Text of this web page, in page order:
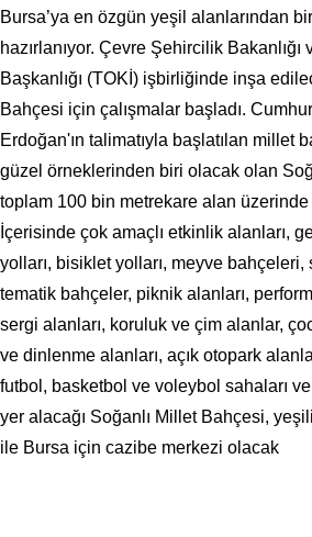
Bursa’ya en özgün yeşil alanlarından
hazırlanıyor. Çevre Şehircilik
Başkanlığı (TOKİ) işbirliğinde inşa
Bahçesi için çalışmalar başladı.
Erdoğan'ın talimatıyla başlatılan millet
güzel örneklerinden biri olacak olan
toplam 100 bin metrekare alan
İçerisinde çok amaçlı etkinlik alanları,
yolları, bisiklet yolları, meyve
tematik bahçeler, piknik alanları,
sergi alanları, koruluk ve çim alanlar,
ve dinlenme alanları, açık otopark
futbol, basketbol ve voleybol sahaları
yer alacağı Soğanlı Millet Bahçesi,
ile Bursa için cazibe merkezi olacak